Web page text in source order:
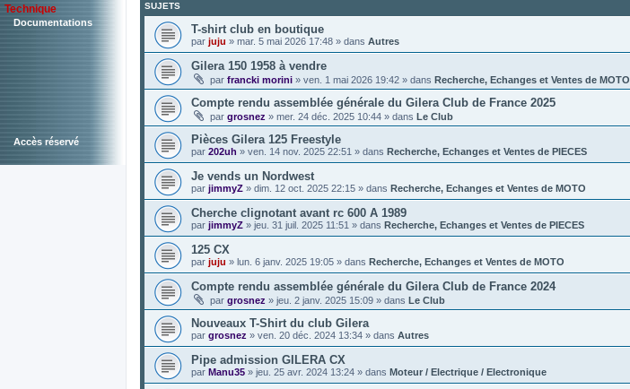
Technique
Documentations
Accès réservé
SUJETS
T-shirt club en boutique
par juju » mar. 5 mai 2026 17:48 » dans Autres
Gilera 150 1958 à vendre
par francki morini » ven. 1 mai 2026 19:42 » dans Recherche, Echanges et Ventes de MOTO
Compte rendu assemblée générale du Gilera Club de France 2025
par grosnez » mer. 24 déc. 2025 10:44 » dans Le Club
Pièces Gilera 125 Freestyle
par 202uh » ven. 14 nov. 2025 22:51 » dans Recherche, Echanges et Ventes de PIECES
Je vends un Nordwest
par jimmyZ » dim. 12 oct. 2025 22:15 » dans Recherche, Echanges et Ventes de MOTO
Cherche clignotant avant rc 600 A 1989
par jimmyZ » jeu. 31 juil. 2025 11:51 » dans Recherche, Echanges et Ventes de PIECES
125 CX
par juju » lun. 6 janv. 2025 19:05 » dans Recherche, Echanges et Ventes de MOTO
Compte rendu assemblée générale du Gilera Club de France 2024
par grosnez » jeu. 2 janv. 2025 15:09 » dans Le Club
Nouveaux T-Shirt du club Gilera
par grosnez » ven. 20 déc. 2024 13:34 » dans Autres
Pipe admission GILERA CX
par Manu35 » jeu. 25 avr. 2024 13:24 » dans Moteur / Electrique / Electronique